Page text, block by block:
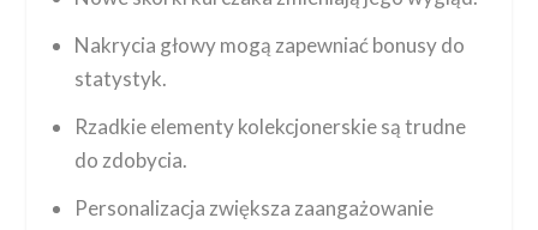
Nakrycia głowy mogą zapewniać bonusy do
statystyk.
Rzadkie elementy kolekcjonerskie są trudne
do zdobycia.
Personalizacja zwiększa zaangażowanie